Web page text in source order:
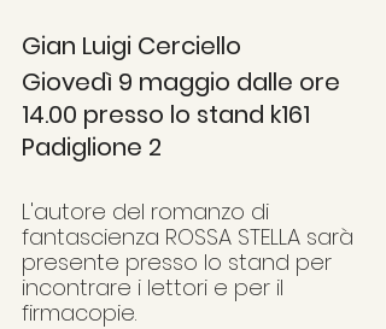
Gian Luigi Cerciello
Giovedì 9 maggio dalle ore
14.00 presso lo stand k161
Padiglione 2
L'autore del romanzo di
fantascienza ROSSA STELLA sarà
presente presso lo stand per
incontrare i lettori e per il
firmacopie.